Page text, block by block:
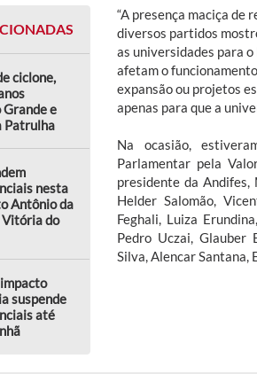
ciclone,
e
Patrulha
nesta
Antônio da
Vitória do
suspende
até
“A presença maciça de
diversos partidos
as universidades para
afetam o
expansão ou projetos
apenas para que a
Na ocasião,
Parlamentar pela
presidente da Andifes,
Helder Salomão,
Feghali, Luiza
Pedro Uczai, Glauber
Silva, Alencar Santana,